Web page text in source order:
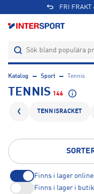
Katalog Sport Tennis
TENNIS 146
TENNISRACKET
Finns i lager online
Finns i lager i butik